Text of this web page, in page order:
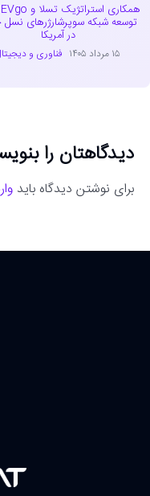
توسعه شبکه سوپرشارژرهای نسل
در آمریکا
۱۵ مرداد ۱۴۰۵ فناوری و
دیدگاهتان را
برای نوشتن دیدگاه باید